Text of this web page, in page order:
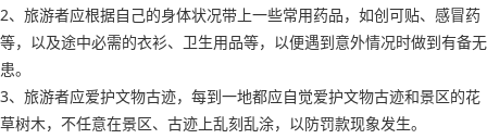
2、旅游者应根据自己的身体状况带上一些常用药品，如创可贴、感冒药
等，以及途中必需的衣衫、卫生用品等，以便遇到意外情况时做到有备无
患。
3、旅游者应爱护文物古迹，每到一地都应自觉爱护文物古迹和景区的花
草树木，不任意在景区、古迹上乱刻乱涂，以防罚款现象发生。